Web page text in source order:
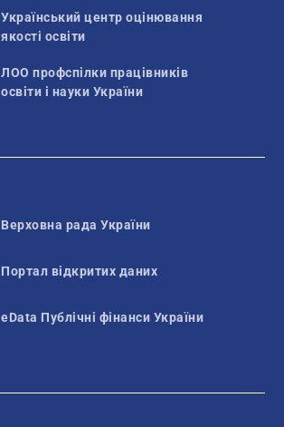
Український центр оцінювання
якості освіти
ЛОО профспілки працівників
освіти і науки України
Верховна рада України
Портал відкритих даних
eData Публічні фінанси України